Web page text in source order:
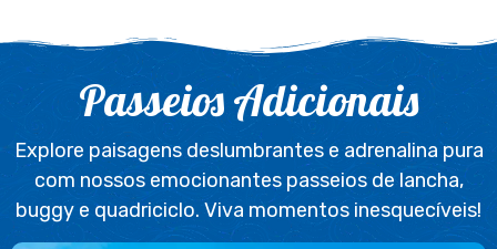
Passeios Adicionais
Explore paisagens deslumbrantes e adrenalina pura
com nossos emocionantes passeios de lancha,
buggy e quadriciclo. Viva momentos inesquecíveis!